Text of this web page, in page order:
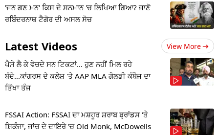
'ਜਨ ਗਣ ਮਨ' ਕਿਸ ਦੇ ਸਨਮਾਨ 'ਚ ਲਿਖਿਆ ਗਿਆ? ਜਾਣੋ
ਰਬਿੰਦਰਨਾਥ ਟੈਗੋਰ ਦੀ ਅਸਲ ਸੋਚ
Latest Videos View More
ਪੈਸੇ ਲੈ ਕੇ ਵੇਚਦੇ ਸਨ ਟਿਕਟਾਂ... ਹੁਣ ਨਹੀਂ ਮਿਲ ਰਹੇ
ਬੰਦੇ...ਕਾਂਗਰਸ ਦੇ ਕਲੇਸ਼ 'ਤੇ AAP MLA ਗੋਲਡੀ ਕੰਬੋਜ ਦਾ
ਤਿੱਖਾ ਤੰਜ
FSSAI Action: FSSAI ਦਾ ਮਸ਼ਹੂਰ ਸ਼ਰਾਬ ਬ੍ਰਾਂਡਸ 'ਤੇ
ਸ਼ਿਕੰਜਾ, ਜਾਂਚ ਦੇ ਦਾਇਰੇ 'ਚ Old Monk, McDowells